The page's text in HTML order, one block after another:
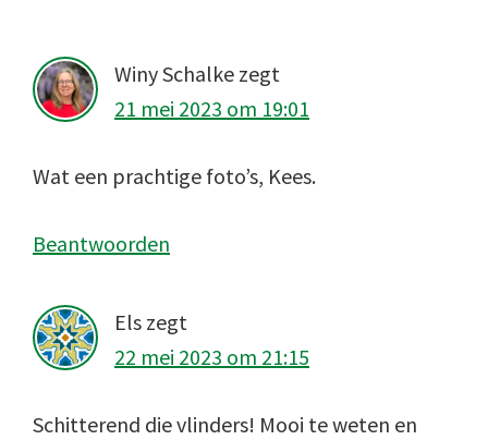
Winy Schalke zegt
21 mei 2023 om 19:01
Wat een prachtige foto’s, Kees.
Beantwoorden
Els zegt
22 mei 2023 om 21:15
Schitterend die vlinders! Mooi te weten en